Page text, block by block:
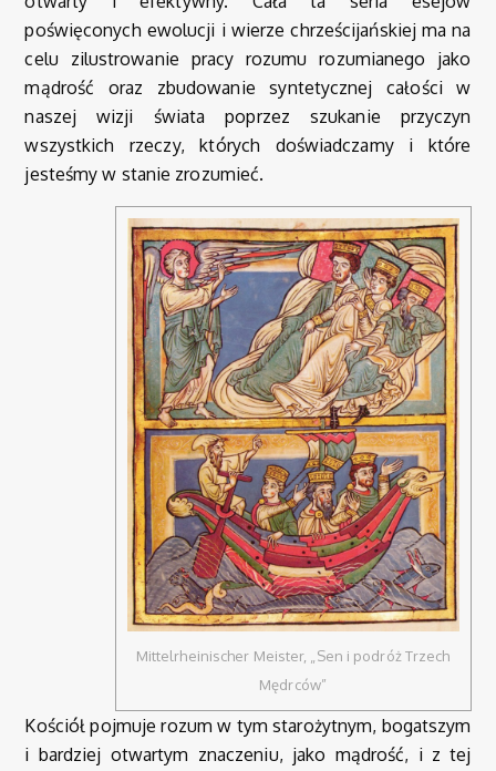
poświęconych ewolucji i wierze chrześcijańskiej ma na
celu zilustrowanie pracy rozumu rozumianego jako
mądrość oraz zbudowanie syntetycznej całości w
naszej wizji świata poprzez szukanie przyczyn
wszystkich rzeczy, których doświadczamy i które
jesteśmy w stanie zrozumieć.
Mittelrheinischer Meister, „Sen i podróż Trzech
Mędrców”
Kościół pojmuje rozum w tym starożytnym, bogatszym
i bardziej otwartym znaczeniu, jako mądrość, i z tej